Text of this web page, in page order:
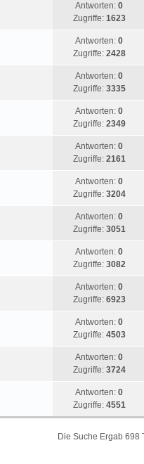
Antworten: 0
Zugriffe: 1623
Antworten: 0
Zugriffe: 2428
Antworten: 0
Zugriffe: 3335
Antworten: 0
Zugriffe: 2349
Antworten: 0
Zugriffe: 2161
Antworten: 0
Zugriffe: 3204
Antworten: 0
Zugriffe: 3051
Antworten: 0
Zugriffe: 3082
Antworten: 0
Zugriffe: 6923
Antworten: 0
Zugriffe: 4503
Antworten: 0
Zugriffe: 3724
Antworten: 0
Zugriffe: 4551
Die Suche Ergab 698